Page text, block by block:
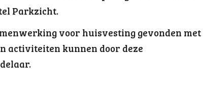
Parkzicht.
voor huisvesting gevonden met
activiteiten kunnen door deze
.